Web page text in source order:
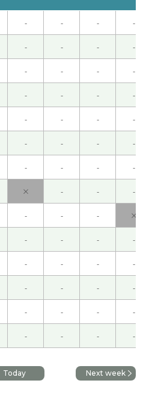
今晚您能睡个好。
了。 你能再来山东、并且
好了。
经没事了。 我们的身体容
应、我们彼此都要多加注
。
。
ます😊 これから微信にも
回もよろしくお願いしま
、真是太好了。 而且您的
在是再好不过了。
太开心了。 希望你能一直
近都没怎么出去玩、所以
- - - -
- - - -
- - - -
- - - -
- - - -
- - - -
- - - -
× - - -
- - - ×
- - - -
- - - -
- - - -
- - - -
- - - -
Today Next week